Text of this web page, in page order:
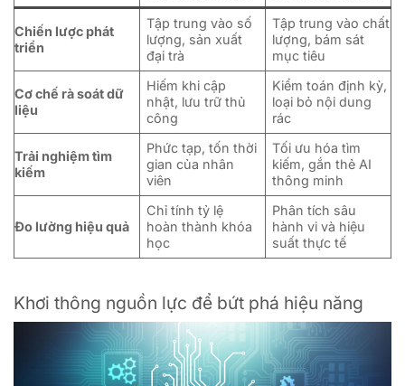
Chiến lược phát
triển
Tập trung vào số
lượng, sản xuất
đại trà
Tập trung vào chất
lượng, bám sát
mục tiêu
Cơ chế rà soát dữ
liệu
Hiếm khi cập
nhật, lưu trữ thủ
công
Kiểm toán định kỳ,
loại bỏ nội dung
rác
Trải nghiệm tìm
kiếm
Phức tạp, tốn thời
gian của nhân
viên
Tối ưu hóa tìm
kiếm, gắn thẻ AI
thông minh
Đo lường hiệu quả
Chỉ tính tỷ lệ
hoàn thành khóa
học
Phân tích sâu
hành vi và hiệu
suất thực tế
Khơi thông nguồn lực để bứt phá hiệu năng